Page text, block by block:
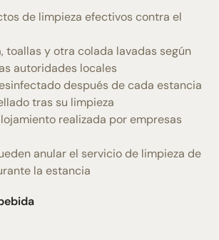
de limpieza efectivos contra el
toallas y otra colada lavadas según
autoridades locales
después de cada estancia
tras su limpieza
realizada por empresas
anular el servicio de limpieza de
la estancia